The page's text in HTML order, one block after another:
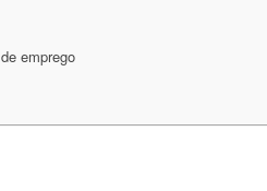
emprego